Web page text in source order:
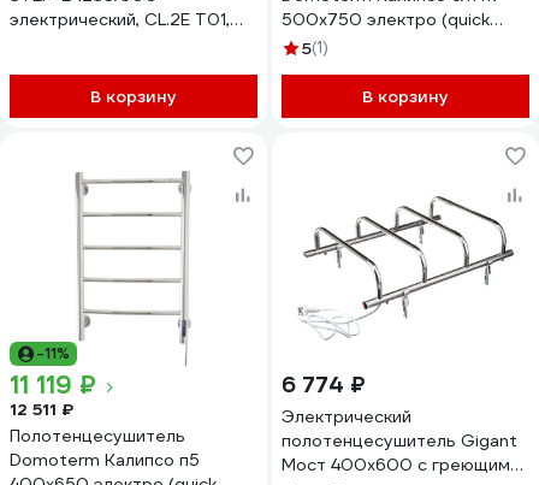
электрический, CL.2E T01,
В корзину
500x750 электро (quick
touch) 4680746599288
5(1)
В корзину
-11%
11 119 ₽
12 511 ₽
Полотенцесушитель
Domoterm Калипсо п5
6 774 ₽
Электрический
полотенцесушитель Gigant
Мост 400x600 с греющим